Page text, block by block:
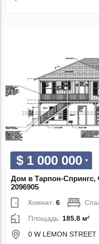
$ 1 000 000
Дом в Тарпон-
2096905
Комнат:6
Площадь: 185.8 м²
0 W LEMON STREET